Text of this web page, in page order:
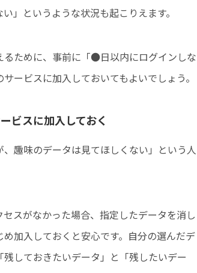
」というような状況も起こりえます。
るために、事前に「●日以内にログインしな
ービスに加入しておいてもよいでしょう。
ビスに加入しておく
、趣味のデータは見てほしくない」という人
スがなかった場合、指定したデータを消し
加入しておくと安心です。自分の選んだデ
しておきたいデータ」と「残したいデー